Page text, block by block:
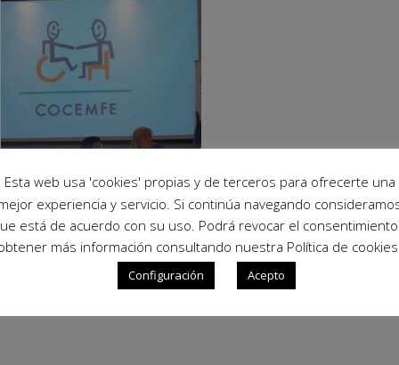
Esta web usa 'cookies' propias y de terceros para ofrecerte una
experiencia y servicio. Si continúa navegando
está de acuerdo con su uso. Podrá revocar el
más información consultando nuestra Política de
Configuración Acepto